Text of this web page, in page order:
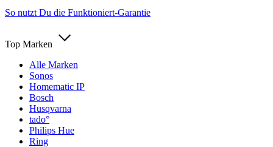
So nutzt Du die Funktioniert-Garantie
Top Marken
Alle Marken
Sonos
Homematic IP
Bosch
Husqvarna
tado°
Philips Hue
Ring